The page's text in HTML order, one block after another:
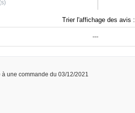
Trier l'affichage des avis :
---
à une commande du 03/12/2021